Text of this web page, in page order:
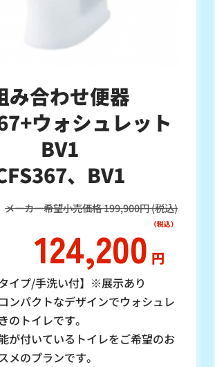
み合わせ便器
ウォシュレット
BV1
、BV1
メーカー希望小売価格 199,900円 (税込)
124,200 円
タイプ/手洗い付】※展示あり
ンパクトなデザインでウォシュレ
のトイレです。
が付いているトイレをご希望のお
メのプランです。